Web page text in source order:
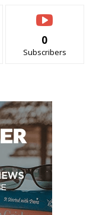
0
Subscribers